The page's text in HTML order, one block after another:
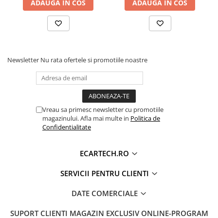
Aparate de lipit si capsat
Masini de polisat
Aeroterme
Dezumidificatoare
Boxe & Subwoofer Auto
Difuzore Auto
Boxe portabile
Compatibilitate Vehicule (Rama Neagră)
ADAUGA IN COS ADAUGA IN COS
Newsletter Nu rata ofertele si promotiile noastre
Vreau sa primesc newsletter cu promotiile
magazinului. Afla mai multe in Politica de
Confidentialitate
ECARTECH.RO
SERVICII PENTRU CLIENTI
DATE COMERCIALE
SUPORT CLIENTI MAGAZIN EXCLUSIV ONLINE-PROGRAM